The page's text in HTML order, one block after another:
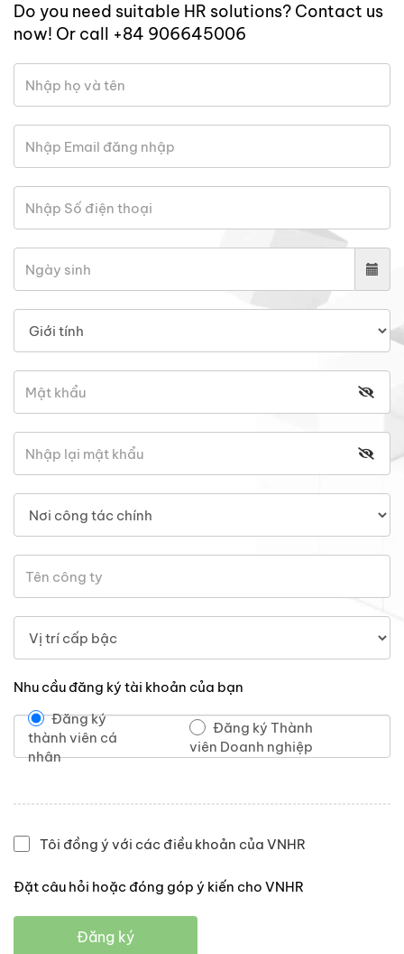
Do you need suitable HR solutions? Contact us
now! Or call +84 906645006
Nhu cầu đăng ký tài khoản của bạn
Đăng ký
thành viên cá
nhân
Đăng ký Thành
viên Doanh nghiệp
Tôi đồng ý với các điều khoản của VNHR
Đặt câu hỏi hoặc đóng góp ý kiến cho VNHR
Đăng ký